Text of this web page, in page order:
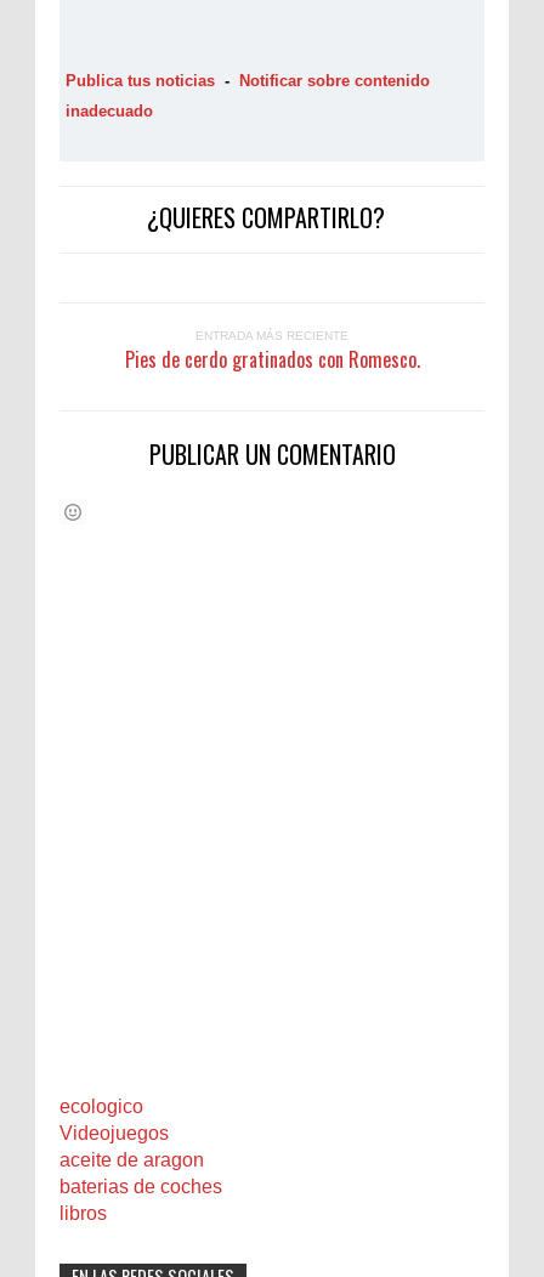
Publica tus noticias - Notificar sobre contenido
inadecuado
¿QUIERES COMPARTIRLO?
ENTRADA MÁS RECIENTE
Pies de cerdo gratinados con Romesco.
PUBLICAR UN COMENTARIO
ecologico
Videojuegos
aceite de aragon
baterias de coches
libros